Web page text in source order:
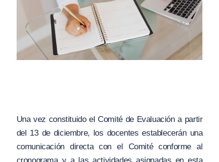
Una vez constituido el Comité de Evaluación a partir
del 13 de diciembre, los docentes establecerán una
comunicación directa con el Comité conforme al